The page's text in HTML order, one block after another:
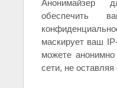
Анонимайзер
обеспечить
маскирует ваш
можете
сети, не оставляя